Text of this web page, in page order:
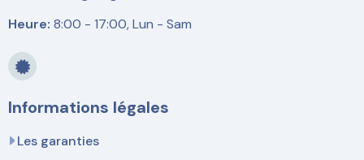
Heure: 8:00 - 17:00, Lun - Sam
Informations légales
Les garanties